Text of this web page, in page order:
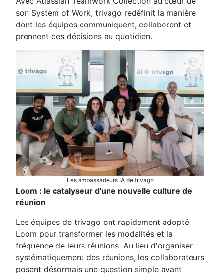
son System of Work, trivago redéfinit la manière
dont les équipes communiquent, collaborent et
prennent des décisions au quotidien.
Les ambassadeurs IA de trivago
Loom : le catalyseur d'une nouvelle culture de
réunion
Les équipes de trivago ont rapidement adopté
Loom pour transformer les modalités et la
fréquence de leurs réunions. Au lieu d'organiser
systématiquement des réunions, les collaborateurs
posent désormais une question simple avant